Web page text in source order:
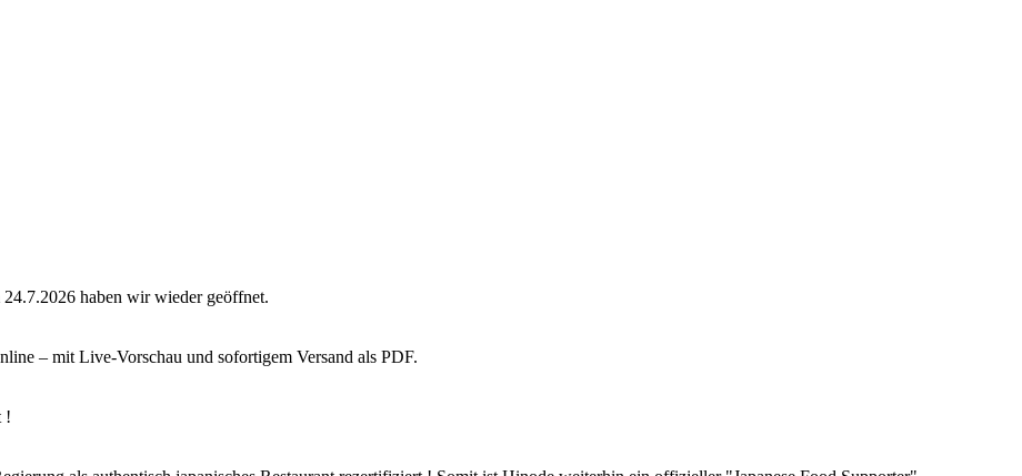
haben wir wieder geöffnet.
– mit Live‑Vorschau und sofortigem Versand als PDF.
!